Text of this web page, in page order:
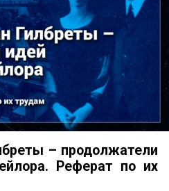
– продолжатели
Реферат по их